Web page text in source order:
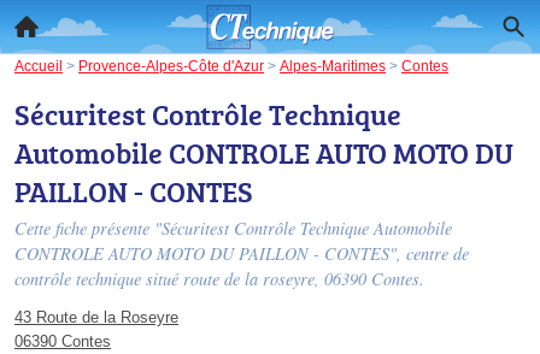
Accueil > Provence-Alpes-Côte d'Azur > Alpes-Maritimes > Contes
Sécuritest Contrôle Technique
Automobile CONTROLE AUTO MOTO DU
PAILLON - CONTES
Cette fiche présente "Sécuritest Contrôle Technique Automobile
CONTROLE AUTO MOTO DU PAILLON - CONTES", centre de
contrôle technique situé route de la roseyre, 06390 Contes.
43 Route de la Roseyre
06390 Contes